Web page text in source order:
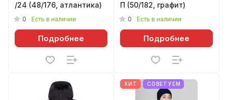
/24 (48/176, атлантика)
0 Есть в наличии
Подробнее
П (50/182, графит)
0 Есть в наличии
Подробнее
ХИТ СОВЕТУЕМ